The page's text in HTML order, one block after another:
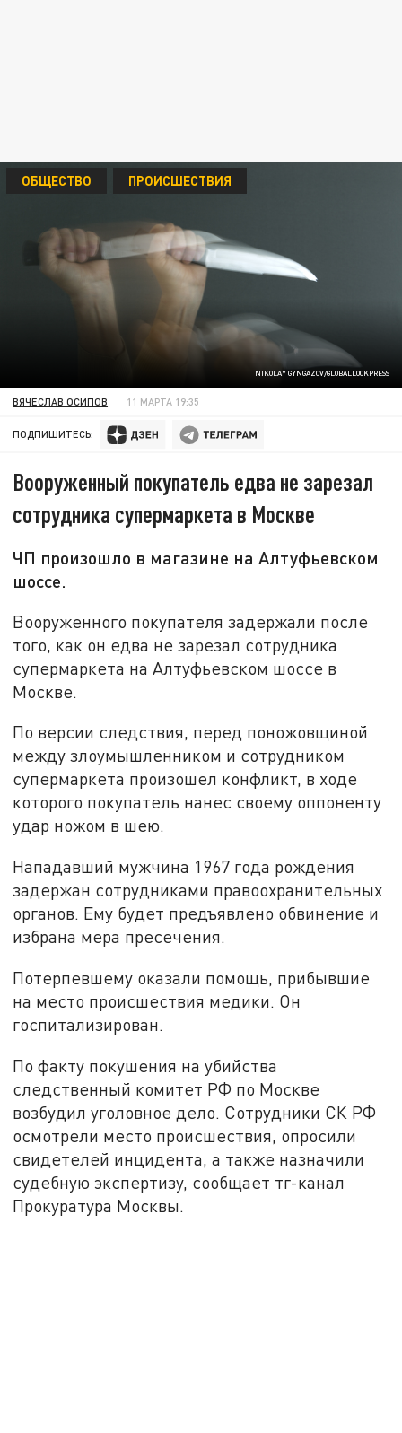
NIKOLAY GYNGAZOV/GLOBALLOOKPRESS
ОБЩЕСТВО ПРОИСШЕСТВИЯ
ВЯЧЕСЛАВ ОСИПОВ 11 МАРТА 19:35
ПОДПИШИТЕСЬ:
Вооруженный покупатель едва не зарезал
сотрудника супермаркета в Москве
ЧП произошло в магазине на Алтуфьевском
шоссе.
Вооруженного покупателя задержали после
того, как он едва не зарезал сотрудника
супермаркета на Алтуфьевском шоссе в
Москве.
По версии следствия, перед поножовщиной
между злоумышленником и сотрудником
супермаркета произошел конфликт, в ходе
которого покупатель нанес своему оппоненту
удар ножом в шею.
Нападавший мужчина 1967 года рождения
задержан сотрудниками правоохранительных
органов. Ему будет предъявлено обвинение и
избрана мера пресечения.
Потерпевшему оказали помощь, прибывшие
на место происшествия медики. Он
госпитализирован.
По факту покушения на убийства
следственный комитет РФ по Москве
возбудил уголовное дело. Сотрудники СК РФ
осмотрели место происшествия, опросили
свидетелей инцидента, а также назначили
судебную экспертизу, сообщает тг-канал
Прокуратура Москвы.